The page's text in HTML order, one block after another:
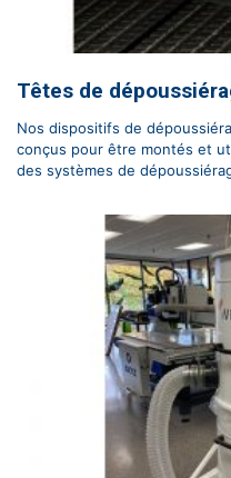
Têtes de
Nos dispositifs de
conçus pour être montés et
des systèmes de